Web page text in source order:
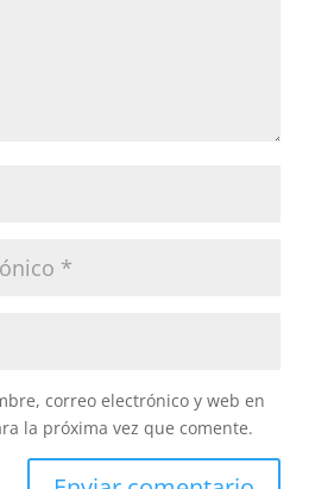
correo electrónico y web en
la próxima vez que comente.